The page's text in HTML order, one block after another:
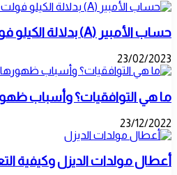
حساب الأمبير (A) بدلالة الكيلو فولت أمبير (kVA)
23/02/2023
ما هي التوافقيات؟ وأسباب
23/12/2022
أعطال مولدات الديزل وكيفية